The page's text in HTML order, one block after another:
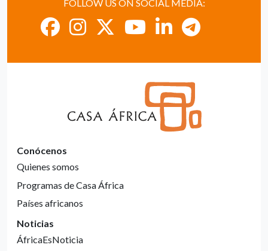
FOLLOW US ON SOCIAL MEDIA:
Conócenos
Quienes somos
Programas de Casa África
Países africanos
Noticias
ÁfricaEsNoticia